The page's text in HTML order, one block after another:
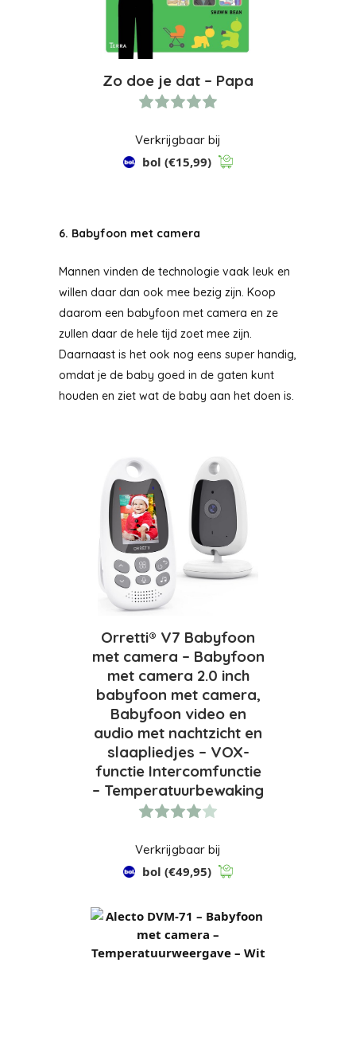
Zo doe je dat – Papa
Verkrijgbaar bij
bol (€15,99)
6. Babyfoon met camera
Mannen vinden de technologie vaak leuk en
willen daar dan ook mee bezig zijn. Koop
daarom een babyfoon met camera en ze
zullen daar de hele tijd zoet mee zijn.
Daarnaast is het ook nog eens super handig,
omdat je de baby goed in de gaten kunt
houden en ziet wat de baby aan het doen is.
Orretti® V7 Babyfoon
met camera – Babyfoon
met camera 2.0 inch
babyfoon met camera,
Babyfoon video en
audio met nachtzicht en
slaapliedjes – VOX-
functie Intercomfunctie
– Temperatuurbewaking
Verkrijgbaar bij
bol (€49,95)